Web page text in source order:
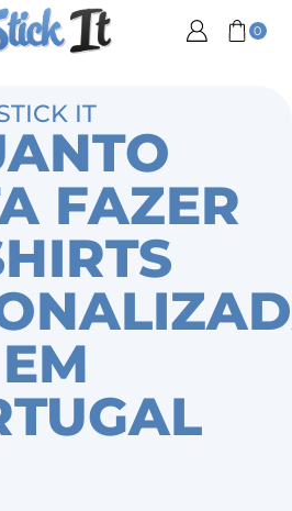
0
IT
FAZER
EM